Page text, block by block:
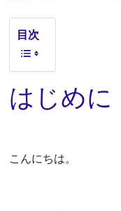
目次
はじめに
こんにちは。